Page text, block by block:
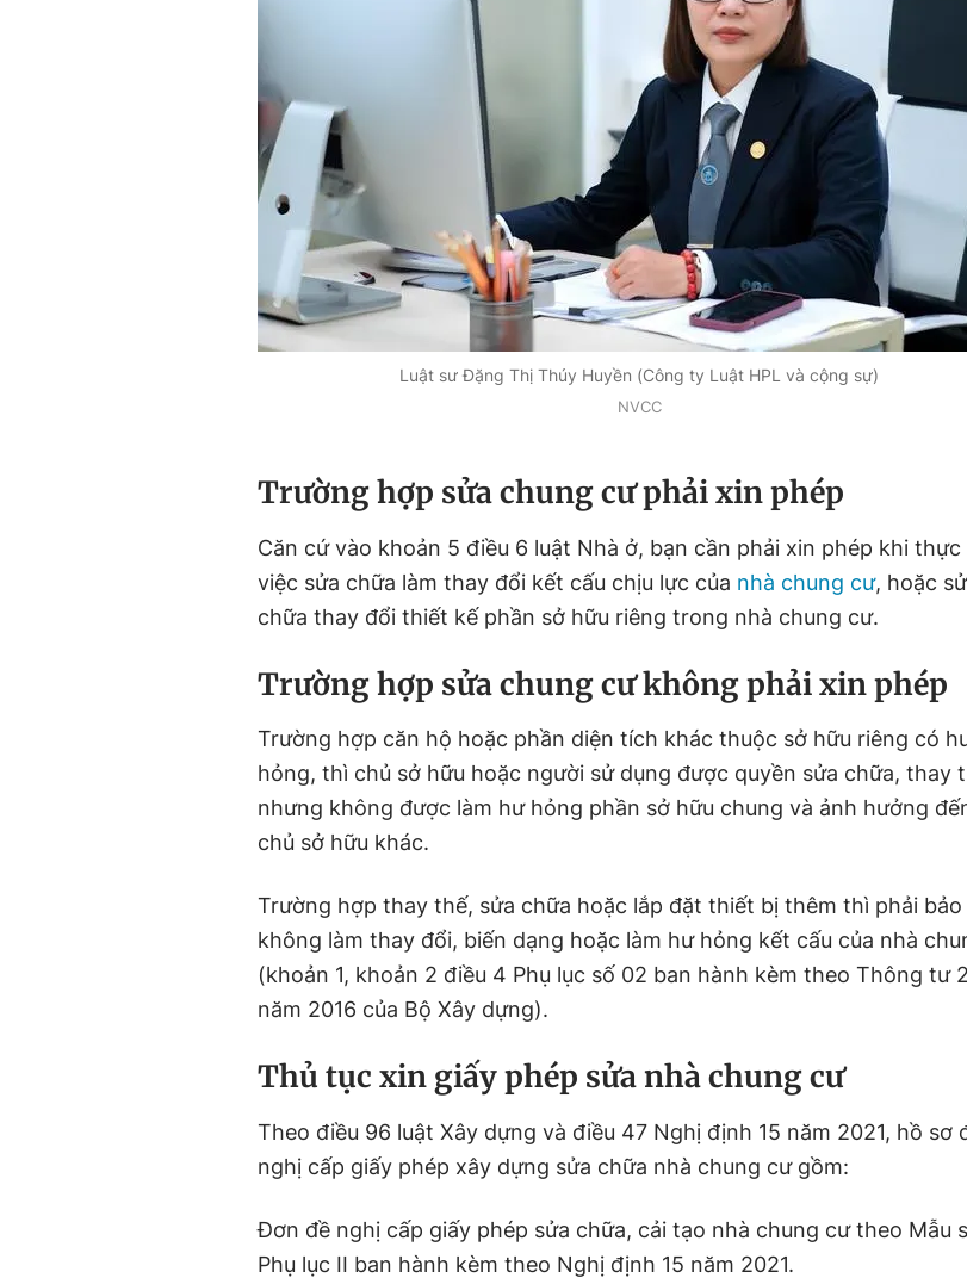
Luật sư Đặng Thị Thúy Huyền (Công ty Luật HPL và cộng sự)
NVCC
Trường hợp sửa chung cư phải xin phép
Căn cứ vào khoản 5 điều 6 luật Nhà ở, bạn cần phải xin phép khi thực
việc sửa chữa làm thay đổi kết cấu chịu lực của nhà chung cư, hoặc
chữa thay đổi thiết kế phần sở hữu riêng trong nhà chung cư.
Trường hợp sửa chung cư không phải xin phép
Trường hợp căn hộ hoặc phần diện tích khác thuộc sở hữu riêng có
hỏng, thì chủ sở hữu hoặc người sử dụng được quyền sửa chữa, thay
nhưng không được làm hư hỏng phần sở hữu chung và ảnh hưởng
chủ sở hữu khác.
Trường hợp thay thế, sửa chữa hoặc lắp đặt thiết bị thêm thì phải bảo
không làm thay đổi, biến dạng hoặc làm hư hỏng kết cấu của nhà
(khoản 1, khoản 2 điều 4 Phụ lục số 02 ban hành kèm theo Thông tư
năm 2016 của Bộ Xây dựng).
Thủ tục xin giấy phép sửa nhà chung cư
Theo điều 96 luật Xây dựng và điều 47 Nghị định 15 năm 2021, hồ sơ
nghị cấp giấy phép xây dựng sửa chữa nhà chung cư gồm:
Đơn đề nghị cấp giấy phép sửa chữa, cải tạo nhà chung cư theo Mẫu
Phụ lục II ban hành kèm theo Nghị định 15 năm 2021.